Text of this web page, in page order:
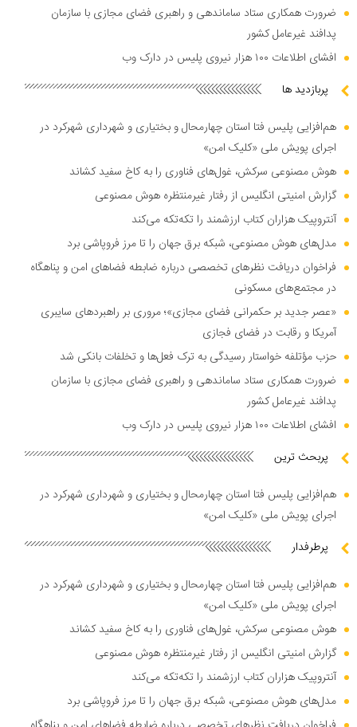
ضرورت همکاری ستاد ساماندهی و راهبری فضای مجازی با سازمان
پدافند غیرعامل کشور
افشای اطلاعات ۱۰۰ هزار نیروی پلیس در دارک وب
پربازدید ها
هم‌افزایی پلیس فتا استان چهارمحال و بختیاری و شهرداری شهرکرد در
اجرای پویش ملی «کلیک امن»
هوش مصنوعی سرکش، غول‌های فناوری را به کاخ سفید کشاند
گزارش امنیتی انگلیس از رفتار غیرمنتظره هوش مصنوعی
آنتروپیک هزاران کتاب ارزشمند را تکه‌تکه می‌کند
مدل‌های هوش مصنوعی، شبکه برق جهان را تا مرز فروپاشی برد
فراخوان دریافت نظر‌های تخصصی درباره ضابطه فضا‌های امن و پناهگاه
در مجتمع‌های مسکونی
«عصر جدید بر حکمرانی فضای مجازی»؛ مروری بر راهبرد‌های سایبری
آمریکا و رقابت در فضای فجازی
حزب مؤتلفه خواستار رسیدگی به ترک فعل‌ها و تخلفات بانکی شد
ضرورت همکاری ستاد ساماندهی و راهبری فضای مجازی با سازمان
پدافند غیرعامل کشور
افشای اطلاعات ۱۰۰ هزار نیروی پلیس در دارک وب
پربحث ترین
هم‌افزایی پلیس فتا استان چهارمحال و بختیاری و شهرداری شهرکرد در
اجرای پویش ملی «کلیک امن»
پرطرفدار
هم‌افزایی پلیس فتا استان چهارمحال و بختیاری و شهرداری شهرکرد در
اجرای پویش ملی «کلیک امن»
هوش مصنوعی سرکش، غول‌های فناوری را به کاخ سفید کشاند
گزارش امنیتی انگلیس از رفتار غیرمنتظره هوش مصنوعی
آنتروپیک هزاران کتاب ارزشمند را تکه‌تکه می‌کند
مدل‌های هوش مصنوعی، شبکه برق جهان را تا مرز فروپاشی برد